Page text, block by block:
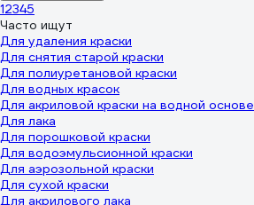
12345
Часто ищут
Для удаления краски
Для снятия старой краски
Для полиуретановой краски
Для водных красок
Для акриловой краски на водной основе
Для лака
Для порошковой краски
Для водоэмульсионной краски
Для аэрозольной краски
Для сухой краски
Для акрилового лака